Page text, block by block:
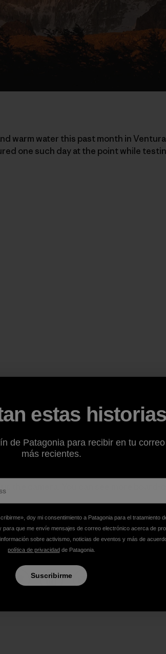
warm water this past month in
one such day at the point while
Surfing with Water Cam by Mary
out. They have a free song
the camera. You can see more board-
estas
de Patagonia para recibir en tu
más recientes.
doy mi consentimiento a Patagonia para el tratamiento
para que me envíe mensajes de correo electrónico acerca de
sobre activismo, noticias de eventos y más de
política de privacidadde Patagonia.
Suscribirme